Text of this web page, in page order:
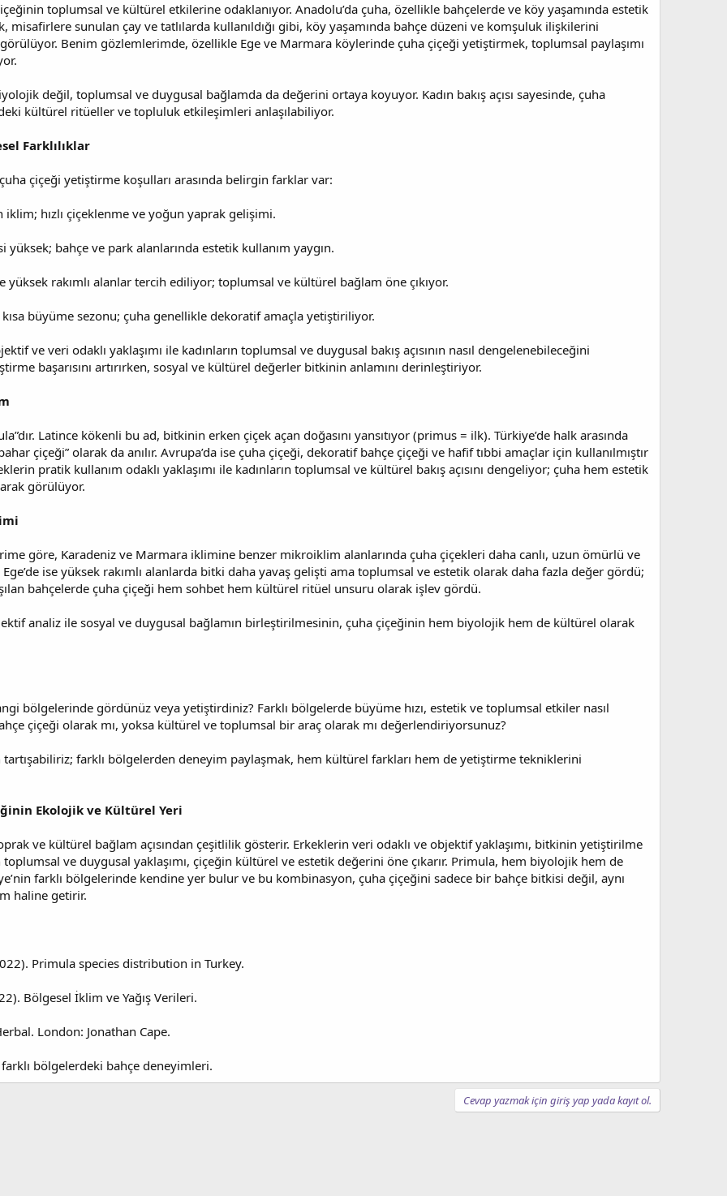
toplumsal ve kültürel etkilerine odaklanıyor. Anadolu’da çuha, özellikle bahçelerde ve köy yaşamında estetik
misafirlere sunulan çay ve tatlılarda kullanıldığı gibi, köy yaşamında bahçe düzeni ve komşuluk ilişkilerini
Benim gözlemlerimde, özellikle Ege ve Marmara köylerinde çuha çiçeği yetiştirmek, toplumsal paylaşımı
değil, toplumsal ve duygusal bağlamda da değerini ortaya koyuyor. Kadın bakış açısı sayesinde, çuha
kültürel ritüeller ve topluluk etkileşimleri anlaşılabiliyor.
Farklılıklar
çiçeği yetiştirme koşulları arasında belirgin farklar var:
hızlı çiçeklenme ve yoğun yaprak gelişimi.
bahçe ve park alanlarında estetik kullanım yaygın.
yüksek rakımlı alanlar tercih ediliyor; toplumsal ve kültürel bağlam öne çıkıyor.
büyüme sezonu; çuha genellikle dekoratif amaçla yetiştiriliyor.
ve veri odaklı yaklaşımı ile kadınların toplumsal ve duygusal bakış açısının nasıl dengelenebileceğini
başarısını artırırken, sosyal ve kültürel değerler bitkinin anlamını derinleştiriyor.
Latince kökenli bu ad, bitkinin erken çiçek açan doğasını yansıtıyor (primus = ilk). Türkiye’de halk arasında
çiçeği” olarak da anılır. Avrupa’da ise çuha çiçeği, dekoratif bahçe çiçeği ve hafif tıbbi amaçlar için kullanılmıştır
pratik kullanım odaklı yaklaşımı ile kadınların toplumsal ve kültürel bakış açısını dengeliyor; çuha hem estetik
görülüyor.
göre, Karadeniz ve Marmara iklimine benzer mikroiklim alanlarında çuha çiçekleri daha canlı, uzun ömürlü ve
ise yüksek rakımlı alanlarda bitki daha yavaş gelişti ama toplumsal ve estetik olarak daha fazla değer gördü;
bahçelerde çuha çiçeği hem sohbet hem kültürel ritüel unsuru olarak işlev gördü.
analiz ile sosyal ve duygusal bağlamın birleştirilmesinin, çuha çiçeğinin hem biyolojik hem de kültürel olarak
bölgelerinde gördünüz veya yetiştirdiniz? Farklı bölgelerde büyüme hızı, estetik ve toplumsal etkiler nasıl
çiçeği olarak mı, yoksa kültürel ve toplumsal bir araç olarak mı değerlendiriyorsunuz?
farklı bölgelerden deneyim paylaşmak, hem kültürel farkları hem de yetiştirme tekniklerini
Ekolojik ve Kültürel Yeri
ve kültürel bağlam açısından çeşitlilik gösterir. Erkeklerin veri odaklı ve objektif yaklaşımı, bitkinin yetiştirilme
toplumsal ve duygusal yaklaşımı, çiçeğin kültürel ve estetik değerini öne çıkarır. Primula, hem biyolojik hem de
farklı bölgelerinde kendine yer bulur ve bu kombinasyon, çuha çiçeğini sadece bir bahçe bitkisi değil, aynı
haline getirir.
Primula species distribution in Turkey.
Bölgesel İklim ve Yağış Verileri.
London: Jonathan Cape.
bölgelerdeki bahçe deneyimleri.
Cevap yazmak için giriş yap yada kayıt ol.